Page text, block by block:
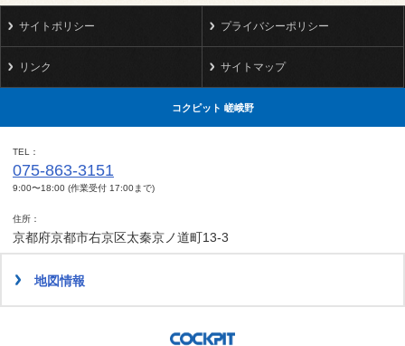
サイトポリシー プライバシーポリシー
リンク サイトマップ
コクピット 嵯峨野
TEL
075-863-3151
9:00〜18:00 (作業受付 17:00まで)
住所
京都府京都市右京区太秦京ノ道町13-3
地図情報